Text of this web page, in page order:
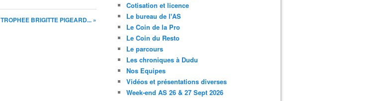
TROPHEE BRIGITTE PIGEARD... »
Cotisation et licence
Le bureau de l'AS
Le Coin de la Pro
Le Coin du Resto
Le parcours
Les chroniques à Dudu
Nos Equipes
Vidéos et présentations diverses
Week-end AS 26 & 27 Sept 2026